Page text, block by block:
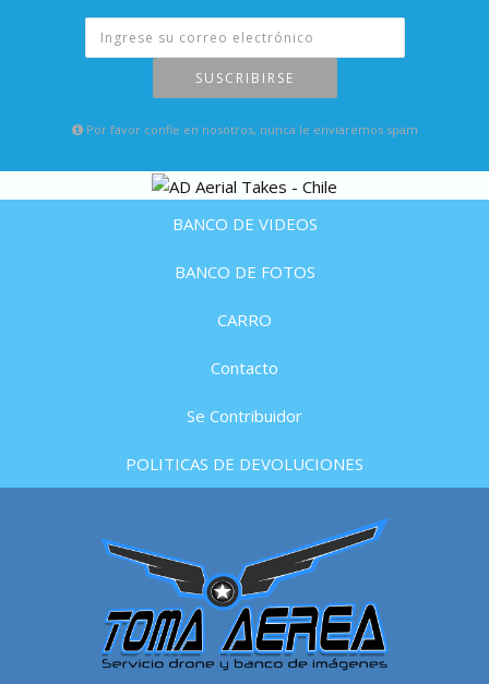
SUSCRIBIRSE
Por favor confie en nosotros, nunca le enviaremos spam
BANCO DE VIDEOS
BANCO DE FOTOS
CARRO
Contacto
Se Contribuidor
POLITICAS DE DEVOLUCIONES